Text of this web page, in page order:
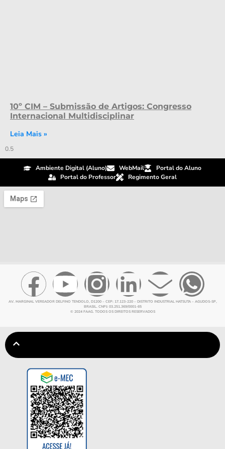
10º CIM – Submissão de Artigos: Congresso
Internacional Multidisciplinar
Leia Mais »
Ambiente Digital (Aluno) WebMail
Portal do Aluno
Portal do Professor
Regimento Geral
AV. MARGINAL VEREADOR DELFINO TENDOLO, D1200 – CEP: 17.123-220 – DISTRITO INDUSTRIAL HATSUTA – AGUDOS-SP,
BRASIL. CNPJ: 03.251.369/0001-65
© 2024 FAAG. TODOS OS DIREITOS RESERVADOS